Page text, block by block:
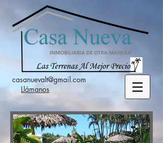
casanuevalt@gmail.com
Llámanos